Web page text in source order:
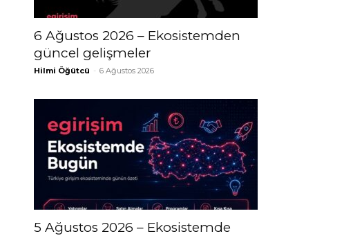
6 Ağustos 2026 – Ekosistemden
güncel gelişmeler
Hilmi Öğütcü - 6 Ağustos 2026
5 Ağustos 2026 – Ekosistemde